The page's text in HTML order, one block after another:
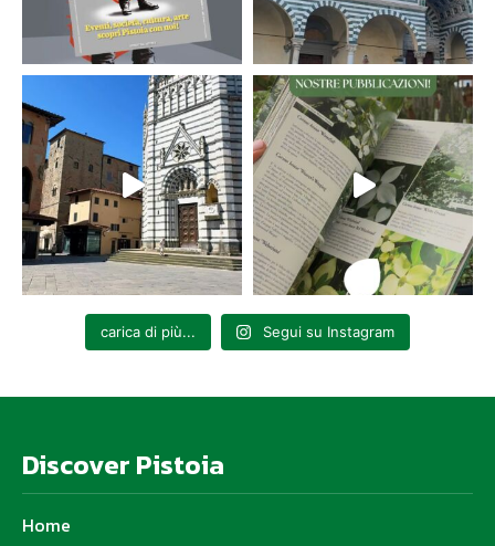
carica di più... Segui su Instagram
Discover Pistoia
Home